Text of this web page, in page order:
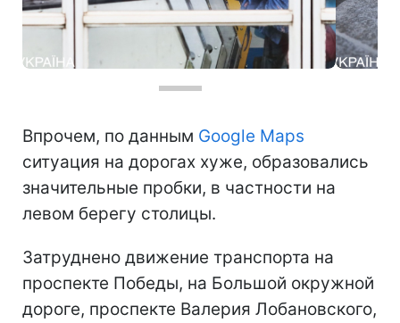
Впрочем, по данным Google Maps
ситуация на дорогах хуже, образовались
значительные пробки, в частности на
левом берегу столицы.
Затруднено движение транспорта на
проспекте Победы, на Большой окружной
дороге, проспекте Валерия Лобановского,